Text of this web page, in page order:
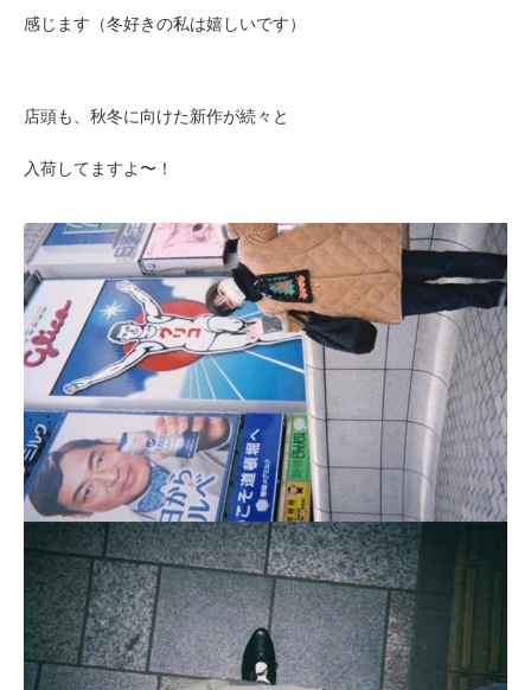
感じます（冬好きの私は嬉しいです）
店頭も、秋冬に向けた新作が続々と
入荷してますよ〜！